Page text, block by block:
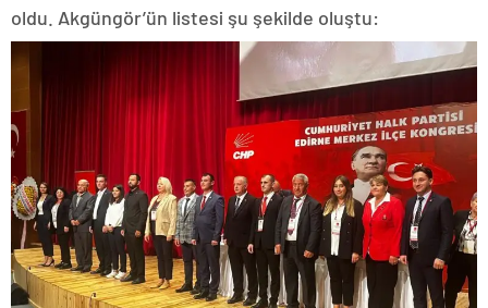
oldu. Akgüngör’ün listesi şu şekilde oluştu: